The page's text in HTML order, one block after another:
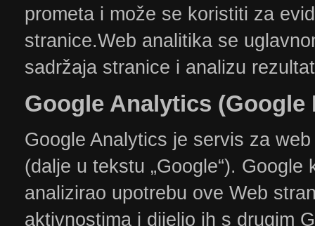
prometa i može se koristiti za
stranice.Web analitika se
sadržaja stranice i analizu
​Google Analytics (Google
Google Analytics je servis za
(dalje u tekstu „Google“).
analizirao upotrebu ove Web
aktivnostima i dijelio ih s drugim